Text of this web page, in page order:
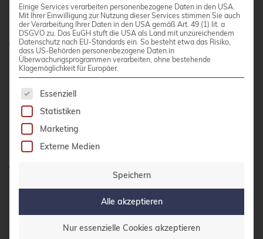
häufigere Backups als Test- oder
Entwicklungssysteme.Automatisierte Backup-
Jobssorgen für Konsistenz und reduzieren das
Risiko menschlicher Fehler. Überwachen Sie die
Backup-Performance regelmäßig und passen Sie
die Zyklen bei Bedarf an.
5: Backup-Monitoring und
Disaster Recovery testen
Ein Backup ist nur so gut wie seine
Wiederherstellbarkeit. Regelmäßige Tests Ihrer
Backup- und Recovery-Prozesse decken
Probleme auf, bevor sie im Ernstfall kritisch
Einige Services verarbeiten personenbezogene Daten in den USA.
Mit Ihrer Einwilligung zur Nutzung dieser Services stimmen Sie auch
der Verarbeitung Ihrer Daten in den USA gemäß Art. 49 (1) lit. a
DSGVO zu. Das EuGH stuft die USA als Land mit unzureichendem
Datenschutz nach EU-Standards ein. So besteht etwa das Risiko,
dass US-Behörden personenbezogene Daten in
Überwachungsprogrammen verarbeiten, ohne bestehende
Klagemöglichkeit für Europäer.
Es folgt eine Liste der Service-Gruppen, für die
Essenziell
Statistiken
Marketing
Externe Medien
Speichern
Alle akzeptieren
Nur essenzielle Cookies akzeptieren